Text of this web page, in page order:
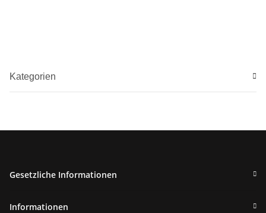
Kategorien
Gesetzliche Informationen
Informationen